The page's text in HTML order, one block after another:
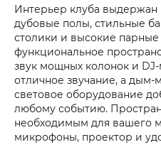
Интерьер клуба выдержан
дубовые полы, стильные
столики и высокие
функциональное
звук мощных колонок и
отличное звучание, а
световое оборудование
любому событию.
необходимым для вашего
микрофоны, проектор и